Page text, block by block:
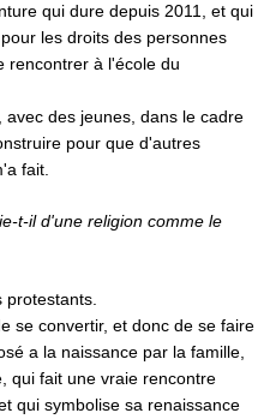
qui dure depuis 2011, et qui
les droits des personnes
rencontrer à l'école du
des jeunes, dans le cadre
pour que d'autres
fait.
t-il d'une religion comme le
se convertir, et donc de se faire
a la naissance par la famille,
qui fait une vraie rencontre
qui symbolise sa renaissance